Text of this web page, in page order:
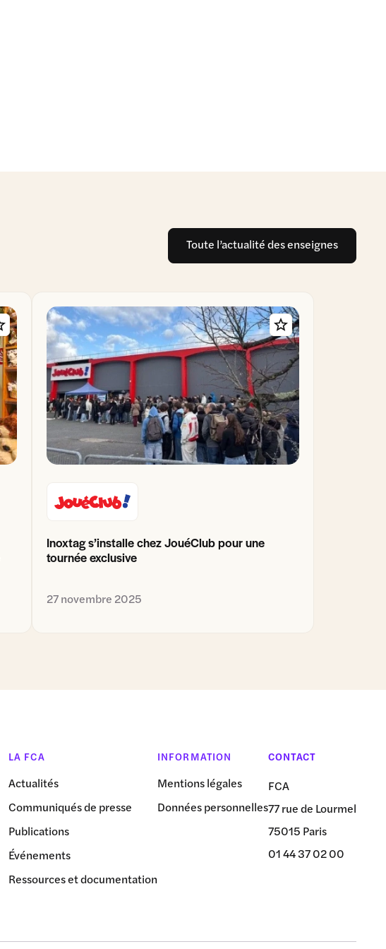
Toute l’actualité des enseignes
Inoxtag s’installe chez JouéClub pour une
tournée exclusive
27 novembre 2025
LA FCA
Actualités
Communiqués de presse
Publications
Événements
Ressources et documentation
INFORMATION
Mentions légales
Données personnelles
CONTACT
FCA
77 rue de Lourmel
75015 Paris
01 44 37 02 00